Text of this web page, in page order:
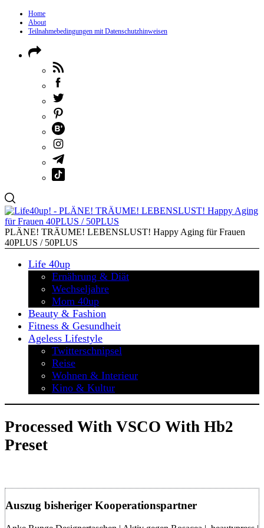
Home
About
Teilnahmebedingungen mit Datenschutzhinweisen
PLÄNE! TRÄUME! LEBENSLUST! Happy Aging für Frauen
40PLUS / 50PLUS
Life 40up
Ernährung & Diät
Wechseljahre
Mom 40up
Beauty & Fashion
Fitness & Gesundheit
Ageless Lifestyle
Twitterschnipsel
Reise
Wohnen & Interieur
Kino & Kultur
Processed With VSCO With Hb2
Preset
Auszug bisheriger Kooperationspartner